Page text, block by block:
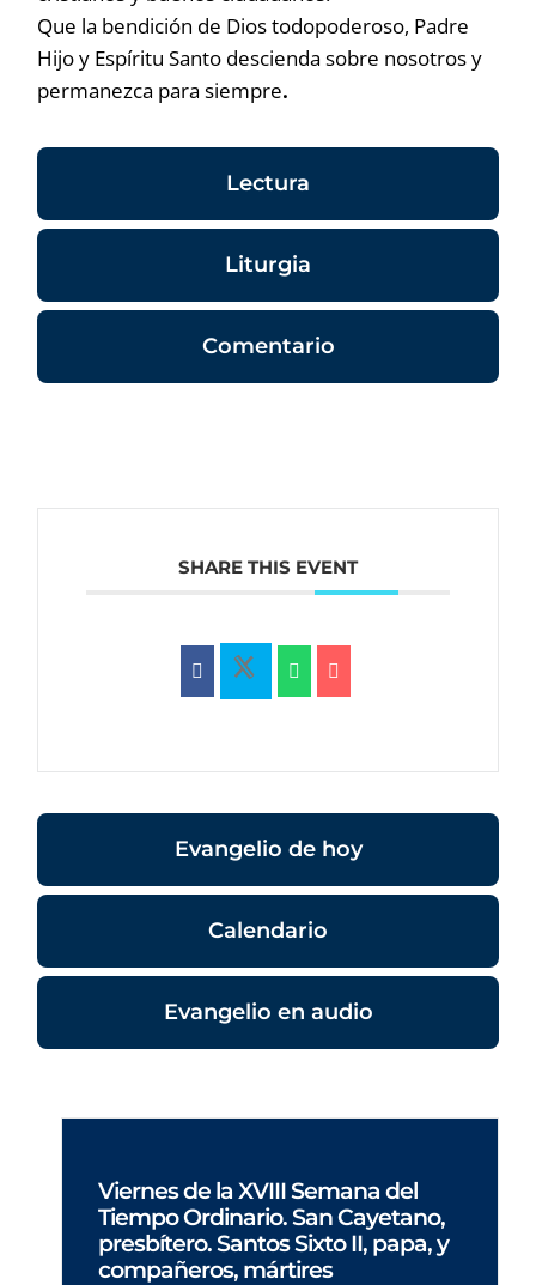
Que la bendición de Dios todopoderoso, Padre
Hijo y Espíritu Santo descienda sobre nosotros y
permanezca para siempre.
Lectura
Liturgia
Comentario
SHARE THIS EVENT
Evangelio de hoy
Calendario
Evangelio en audio
Viernes de la XVIII Semana del
Tiempo Ordinario. San Cayetano,
presbítero. Santos Sixto II, papa, y
compañeros, mártires